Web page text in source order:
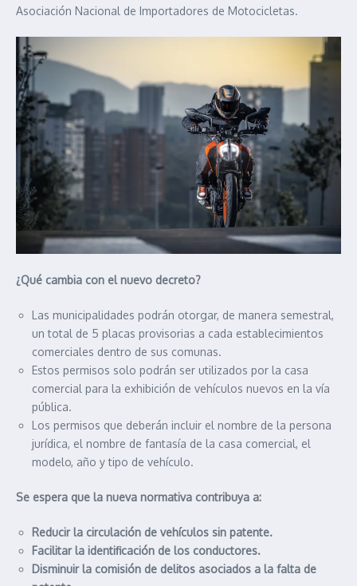
Asociación Nacional de Importadores de Motocicletas.
¿Qué cambia con el nuevo decreto?
Las municipalidades podrán otorgar, de manera semestral,
un total de 5 placas provisorias a cada establecimientos
comerciales dentro de sus comunas.
Estos permisos solo podrán ser utilizados por la casa
comercial para la exhibición de vehículos nuevos en la vía
pública.
Los permisos que deberán incluir el nombre de la persona
jurídica, el nombre de fantasía de la casa comercial, el
modelo, año y tipo de vehículo.
Se espera que la nueva normativa contribuya a:
Reducir la circulación de vehículos sin patente.
Facilitar la identificación de los conductores.
Disminuir la comisión de delitos asociados a la falta de